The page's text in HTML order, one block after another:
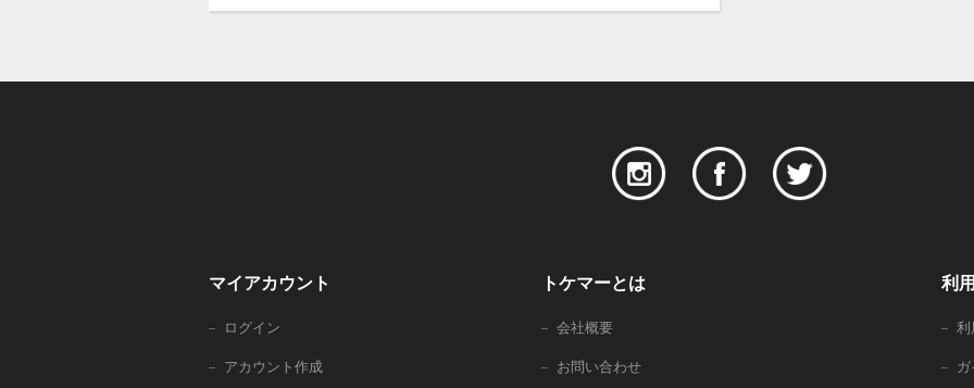
マイアカウント
ログイン
アカウント作成
トケマーとは
会社概要
お問い合わせ
利
利